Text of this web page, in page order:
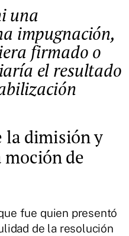
impugnación,
firmado o
el resultado
la dimisión y
moción de
fue quien presentó
de la resolución